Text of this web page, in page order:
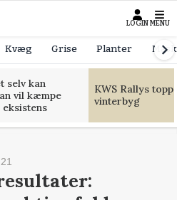
LOGIN MENU
Kvæg Grise Planter
selv kan
vil kæmpe
KWS Rallys
vinterbyg